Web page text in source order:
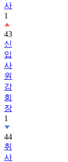
사
1
43
신
입
사
원
강
회
장
1
44
취
사